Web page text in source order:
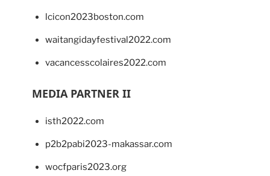
lcicon2023boston.com
waitangidayfestival2022.com
vacancesscolaires2022.com
MEDIA PARTNER II
isth2022.com
p2b2pabi2023-makassar.com
wocfparis2023.org